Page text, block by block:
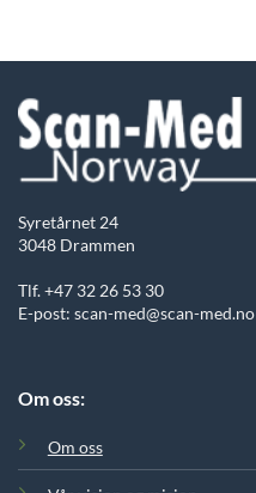
Syretårnet 24
3048 Drammen
Tlf. +47 32 26 53 30
E-post: scan-med@scan-med.no
Om oss:
Om oss